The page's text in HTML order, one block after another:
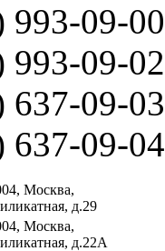
993-09-00
993-09-02
637-09-03
637-09-04
, Москва,
д.29
, Москва,
д.22А